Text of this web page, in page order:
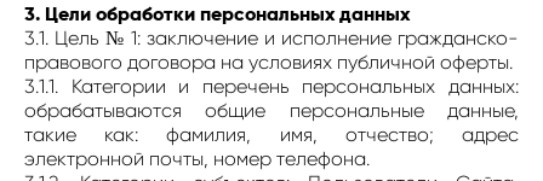
3. Цели обработки персональных данных
3.1. Цель № 1: заключение и исполнение гражданско-
правового договора на условиях публичной оферты.
3.1.1. Категории и перечень персональных данных:
обрабатываются общие персональные данные,
такие как: фамилия, имя, отчество; адрес
электронной почты, номер телефона.